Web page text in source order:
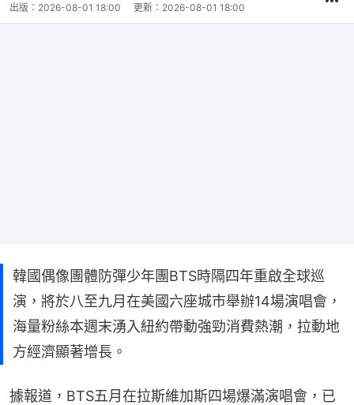
出版： 2026-08-01 18:00 更新： 2026-08-01 18:00
韓國偶像團體防彈少年團BTS時隔四年重啟全球巡
演，將於八至九月在美國六座城市舉辦14場演唱會，
海量粉絲本週末湧入紐約帶動強勁消費熱潮，拉動地
方經濟顯著增長。
據報道，BTS五月在拉斯維加斯四場爆滿演唱會，已